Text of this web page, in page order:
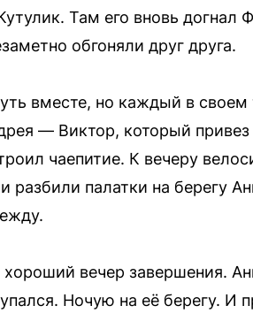
Там его вновь догнал
обгоняли друг друга.
вместе, но каждый в своем
— Виктор, который
чаепитие. К вечеру
палатки на берегу
вечер завершения.
Ночую на её берегу. И